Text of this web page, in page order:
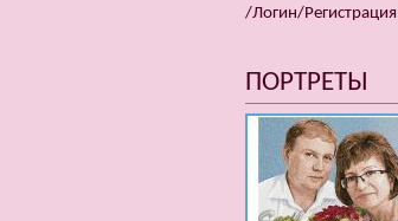
/Логин/Регистрация
ПОРТРЕТЫ